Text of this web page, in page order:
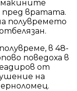
вратата.
полувремето
в 48-
поведоха в
от
на